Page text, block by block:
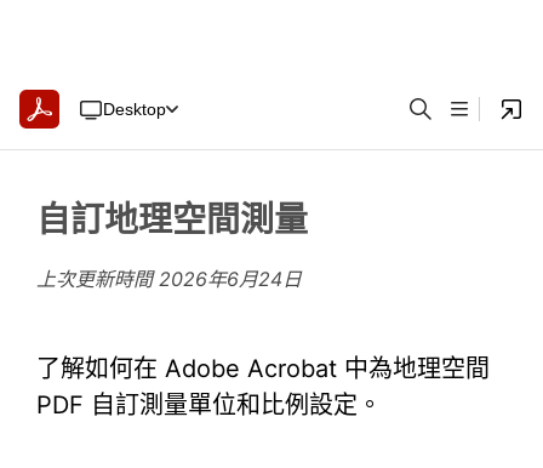
Desktop
自訂地理空間測量
上次更新時間2026年6月24日
了解如何在 Adobe Acrobat 中為地理空間
PDF 自訂測量單位和比例設定。